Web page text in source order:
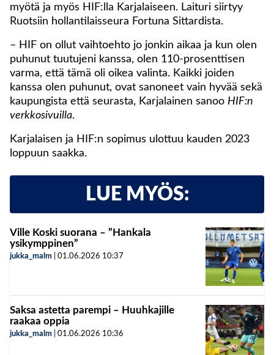
myötä ja myös HIF:lla Karjalaiseen. Laituri siirtyy
Ruotsiin hollantilaisseura Fortuna Sittardista.
– HIF on ollut vaihtoehto jo jonkin aikaa ja kun olen
puhunut tuutujeni kanssa, olen 110-prosenttisen
varma, että tämä oli oikea valinta. Kaikki joiden
kanssa olen puhunut, ovat sanoneet vain hyvää sekä
kaupungista että seurasta, Karjalainen sanoo HIF:n
verkkosivuilla.
Karjalaisen ja HIF:n sopimus ulottuu kauden 2023
loppuun saakka.
LUE MYÖS:
Ville Koski suorana – ”Hankala
ysikymppinen”
jukka_malm 01.06.2026 10:37
Saksa astetta parempi – Huuhkajille
raakaa oppia
jukka_malm 01.06.2026 10:36